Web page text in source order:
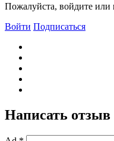
Пожалуйста, войдите или
Войти Подписаться
Написать отзыв